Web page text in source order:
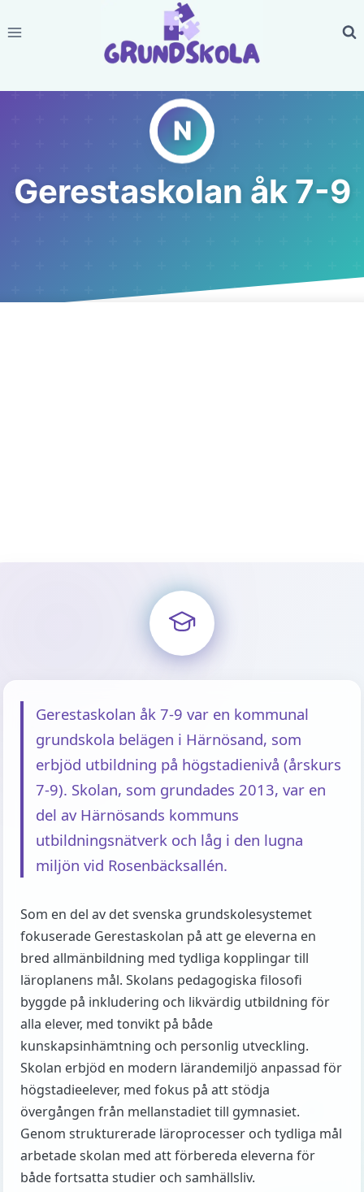
to
Gerestaskolan åk 7-9
Gerestaskolan åk 7-9 var en kommunal
grundskola belägen i Härnösand, som
erbjöd utbildning på högstadienivå (årskurs
7-9). Skolan, som grundades 2013, var en
del av Härnösands kommuns
utbildningsnätverk och låg i den lugna
miljön vid Rosenbäcksallén.
Som en del av det svenska grundskolesystemet
fokuserade Gerestaskolan på att ge eleverna en
bred allmänbildning med tydliga kopplingar till
läroplanens mål. Skolans pedagogiska filosofi
byggde på inkludering och likvärdig utbildning för
alla elever, med tonvikt på både
kunskapsinhämtning och personlig utveckling.
Skolan erbjöd en modern lärandemiljö anpassad för
högstadieelever, med fokus på att stödja
övergången från mellanstadiet till gymnasiet.
Genom strukturerade läroprocesser och tydliga mål
arbetade skolan med att förbereda eleverna för
både fortsatta studier och samhällsliv.